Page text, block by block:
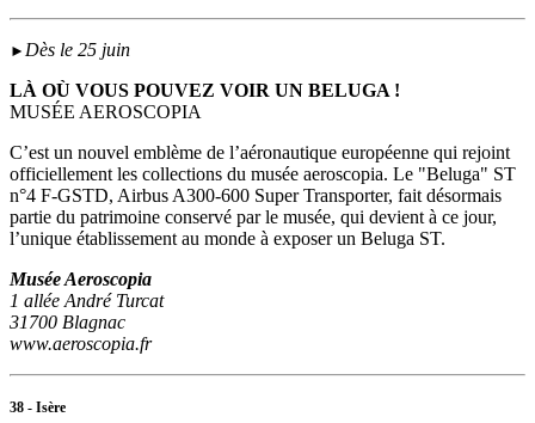
► Dès le 25 juin
LÀ OÙ VOUS POUVEZ VOIR UN BELUGA !
MUSÉE AEROSCOPIA
C’est un nouvel emblème de l’aéronautique européenne qui rejoint
officiellement les collections du musée aeroscopia. Le "Beluga" ST
n°4 F-GSTD, Airbus A300-600 Super Transporter, fait désormais
partie du patrimoine conservé par le musée, qui devient à ce jour,
l’unique établissement au monde à exposer un Beluga ST.
Musée Aeroscopia
1 allée André Turcat
31700 Blagnac
www.aeroscopia.fr
38 - Isère